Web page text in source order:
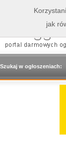
Szukaj w ogłoszeniach:
jak